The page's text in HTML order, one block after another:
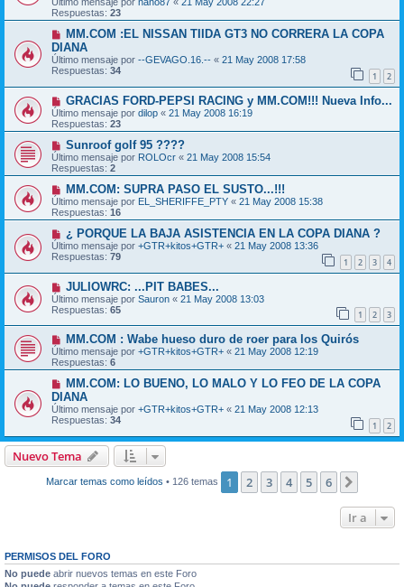
Último mensaje por nano87 « 21 May 2008 22:27
Respuestas: 23
MM.COM :EL NISSAN TIIDA GT3 NO CORRERA LA COPA
DIANA
Último mensaje por --GEVAGO.16.-- « 21 May 2008 17:58
Respuestas: 34 1 2
GRACIAS FORD-PEPSI RACING y MM.COM!!! Nueva Info...
Último mensaje por dilop « 21 May 2008 16:19
Respuestas: 23
Sunroof golf 95 ????
Último mensaje por ROLOcr « 21 May 2008 15:54
Respuestas: 2
MM.COM: SUPRA PASO EL SUSTO...!!!
Último mensaje por EL_SHERIFFE_PTY « 21 May 2008 15:38
Respuestas: 16
¿ PORQUE LA BAJA ASISTENCIA EN LA COPA DIANA ?
Último mensaje por +GTR+kitos+GTR+ « 21 May 2008 13:36
Respuestas: 79 1 2 3 4
JULIOWRC: ...PIT BABES...
Último mensaje por Sauron « 21 May 2008 13:03
Respuestas: 65 1 2 3
MM.COM : Wabe hueso duro de roer para los Quirós
Último mensaje por +GTR+kitos+GTR+ « 21 May 2008 12:19
Respuestas: 6
MM.COM: LO BUENO, LO MALO Y LO FEO DE LA COPA
DIANA
Último mensaje por +GTR+kitos+GTR+ « 21 May 2008 12:13
Respuestas: 34 1 2
Nuevo Tema
Marcar temas como leídos • 126 temas 1 2 3 4 5 6
Ir a
PERMISOS DEL FORO
No puede abrir nuevos temas en este Foro